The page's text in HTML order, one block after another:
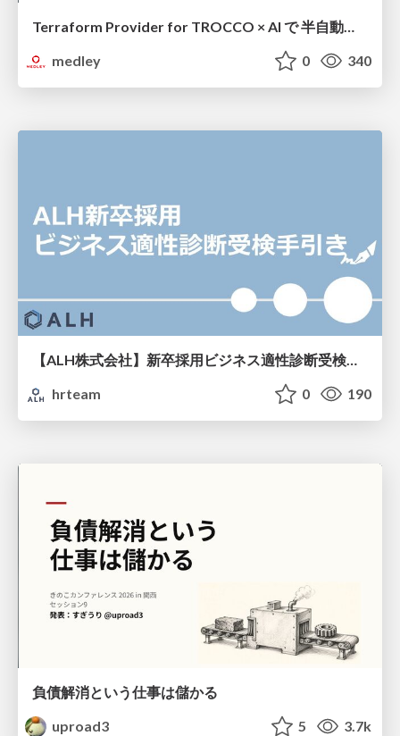
Terraform Provider for TROCCO × AI で 半自動化する複数プロダクトの連携運用 / Semi-Automating Multi-Product Data Integration Ops with the Terraform Provider for TROCCO × AI
medley
0 340
hrteam
0 190
負債解消という仕事は儲かる
uproad3
5 3.7k